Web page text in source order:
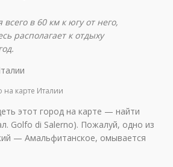
в 60 км к югу от него,
располагает к отдыху
карте Италии
этот город на карте — найти
Golfo di Salerno). Пожалуй, одно из
— Амальфитанское, омывается